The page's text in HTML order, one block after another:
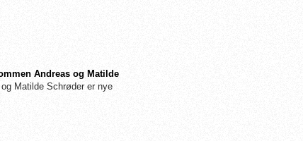
Andreas og Matilde
Matilde Schrøder er nye